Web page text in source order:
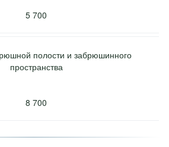
5 700
полости и забрюшинного
пространства
8 700